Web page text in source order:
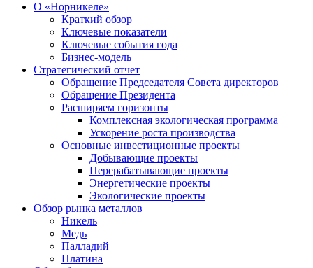
О «Норникеле»
Краткий обзор
Ключевые показатели
Ключевые события года
Бизнес-модель
Стратегический отчет
Обращение Председателя Совета директоров
Обращение Президента
Расширяем горизонты
Комплексная экологическая программа
Ускорение роста производства
Основные инвестиционные проекты
Добывающие проекты
Перерабатывающие проекты
Энергетические проекты
Экологические проекты
Обзор рынка металлов
Никель
Медь
Палладий
Платина